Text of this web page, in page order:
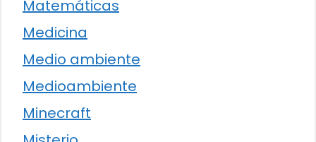
Matemáticas
Medicina
Medio ambiente
Medioambiente
Minecraft